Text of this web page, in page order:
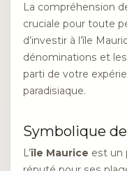
La compréhension
cruciale pour toute
d’investir à l’île
dénominations et
parti de votre
paradisiaque.
Symbolique
L’île Maurice est un